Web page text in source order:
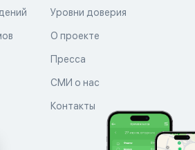
Уровни доверия
О проекте
Пресса
СМИ о нас
Контакты